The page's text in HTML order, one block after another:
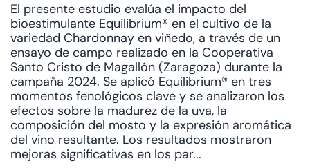
El presente estudio evalúa el impacto del
bioestimulante Equilibrium® en el cultivo de la
variedad Chardonnay en viñedo, a través de un
ensayo de campo realizado en la Cooperativa
Santo Cristo de Magallón (Zaragoza) durante la
campaña 2024. Se aplicó Equilibrium® en tres
momentos fenológicos clave y se analizaron los
efectos sobre la madurez de la uva, la
composición del mosto y la expresión aromática
del vino resultante. Los resultados mostraron
mejoras significativas en los par...